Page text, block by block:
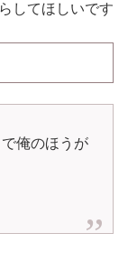
してほしいです
俺のほうが